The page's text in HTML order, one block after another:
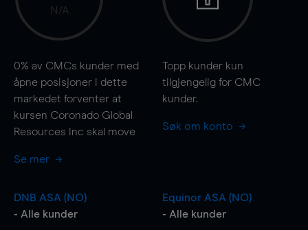
N/A
0% av CMCs kunder med
åpne posisjoner i dette
markedet forventer at
kursen Coronado Global
Resources Inc skal move
Se mer
Topp kunder kun
tilgjengelig for CMC
kunder.
Søk om konto
DNB ASA (NO)
- Alle kunder
Equinor ASA (NO)
- Alle kunder